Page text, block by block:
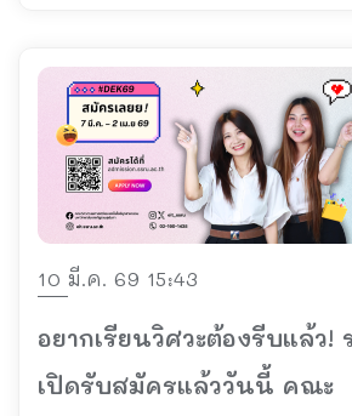
10 มี.ค. 69 15:43
อยากเรียนวิศวะต้องรีบแล้ว!
เปิดรับสมัครแล้ววันนี้ คณะ